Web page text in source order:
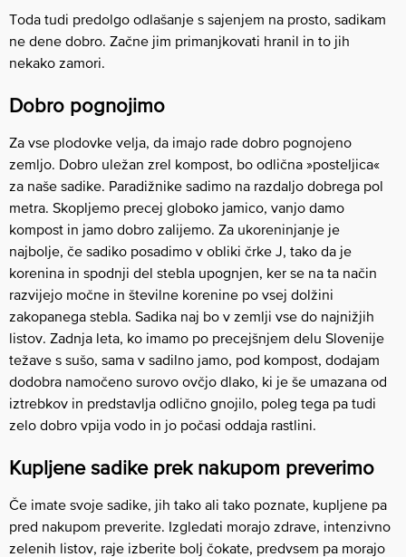
Toda tudi predolgo odlašanje s sajenjem na prosto, sadikam
ne dene dobro. Začne jim primanjkovati hranil in to jih
nekako zamori.
Dobro pognojimo
Za vse plodovke velja, da imajo rade dobro pognojeno
zemljo. Dobro uležan zrel kompost, bo odlična »posteljica«
za naše sadike. Paradižnike sadimo na razdaljo dobrega pol
metra. Skopljemo precej globoko jamico, vanjo damo
kompost in jamo dobro zalijemo. Za ukoreninjanje je
najbolje, če sadiko posadimo v obliki črke J, tako da je
korenina in spodnji del stebla upognjen, ker se na ta način
razvijejo močne in številne korenine po vsej dolžini
zakopanega stebla. Sadika naj bo v zemlji vse do najnižjih
listov. Zadnja leta, ko imamo po precejšnjem delu Slovenije
težave s sušo, sama v sadilno jamo, pod kompost, dodajam
dodobra namočeno surovo ovčjo dlako, ki je še umazana od
iztrebkov in predstavlja odlično gnojilo, poleg tega pa tudi
zelo dobro vpija vodo in jo počasi oddaja rastlini.
Kupljene sadike prek nakupom preverimo
Če imate svoje sadike, jih tako ali tako poznate, kupljene pa
pred nakupom preverite. Izgledati morajo zdrave, intenzivno
zelenih listov, raje izberite bolj čokate, predvsem pa morajo